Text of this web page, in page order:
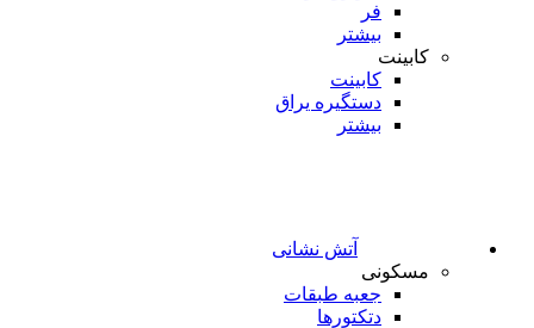
فر
بیشتر
کابینت
کابینت
دستگیره یراق
بیشتر
آتش نشانی
مسکونی
جعبه طبقات
دتکتورها